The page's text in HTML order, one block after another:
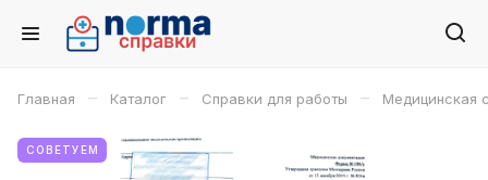
Главная – Каталог – Справки для работы – Медицинская
СОВЕТУЕМ